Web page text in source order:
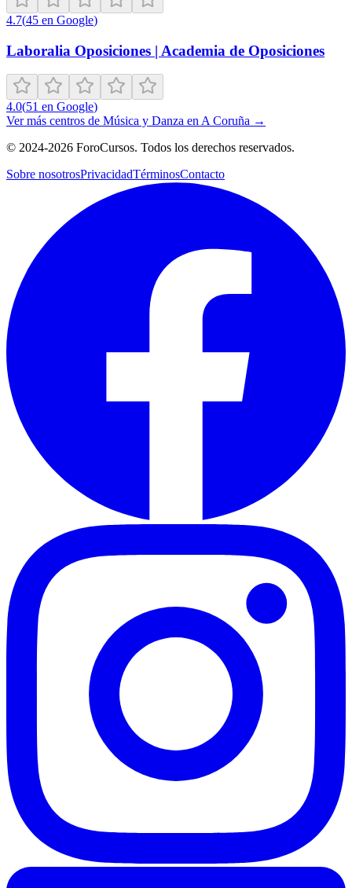
4.7(45 en Google)
Laboralia Oposiciones | Academia de Oposiciones
4.0(51 en Google)
Ver más centros de Música y Danza enA Coruña →
© 2024-2026 ForoCursos. Todos los derechos reservados.
Sobre nosotrosPrivacidadTérminosContacto